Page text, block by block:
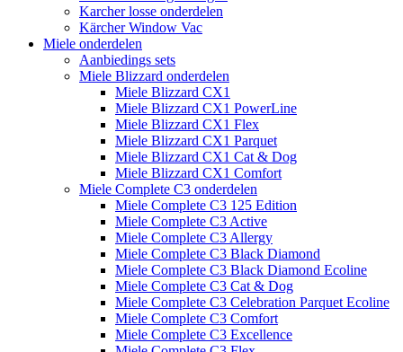
Karcher losse onderdelen
Kärcher Window Vac
Miele onderdelen
Aanbiedings sets
Miele Blizzard onderdelen
Miele Blizzard CX1
Miele Blizzard CX1 PowerLine
Miele Blizzard CX1 Flex
Miele Blizzard CX1 Parquet
Miele Blizzard CX1 Cat & Dog
Miele Blizzard CX1 Comfort
Miele Complete C3 onderdelen
Miele Complete C3 125 Edition
Miele Complete C3 Active
Miele Complete C3 Allergy
Miele Complete C3 Black Diamond
Miele Complete C3 Black Diamond Ecoline
Miele Complete C3 Cat & Dog
Miele Complete C3 Celebration Parquet Ecoline​
Miele Complete C3 Comfort
Miele Complete C3 Excellence